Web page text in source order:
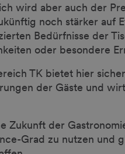
wird aber auch der
noch stärker auf
Bedürfnisse der
oder besondere
TK bietet hier
der Gäste und
Zukunft der
Grad zu nutzen und